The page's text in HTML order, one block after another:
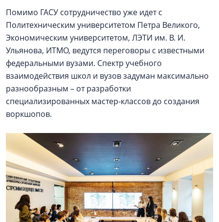
Помимо ГАСУ сотрудничество уже идет с
Политехническим университетом Петра Великого,
Экономическим университетом, ЛЭТИ им. В. И.
Ульянова, ИТМО, ведутся переговоры с известными
федеральными вузами. Спектр учебного
взаимодействия школ и вузов задуман максимально
разнообразным – от разработки
специализированных мастер-классов до создания
воркшопов.